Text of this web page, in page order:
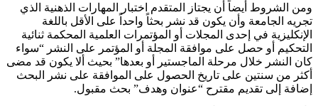
ومن الشروط أيضاً أن يجتاز المتقدم اختبار المهارات الذهنية الذي
تجريه الجامعة وأن يكون قد نشر بحثاً واحداً على الأقل باللغة
الإنكليزية في إحدى المجلات أو المؤتمرات العلمية المحكمة ثنائية
التحكيم أو حصل على موافقة المجلة أو المؤتمر على النشر “سواء
كان النشر خلال مرحلة الماجستير أو بعدها” بحيث ألا يكون قد مضى
أكثر من سنتين على تاريخ الحصول على الموافقة على نشر البحث
إضافة إلى تقديم مقترح “عنوان وهدف” بحث مقبول.